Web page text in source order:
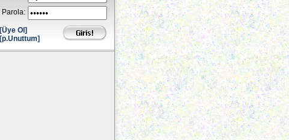
Parola:
[Üye Ol]
[p.Unuttum]